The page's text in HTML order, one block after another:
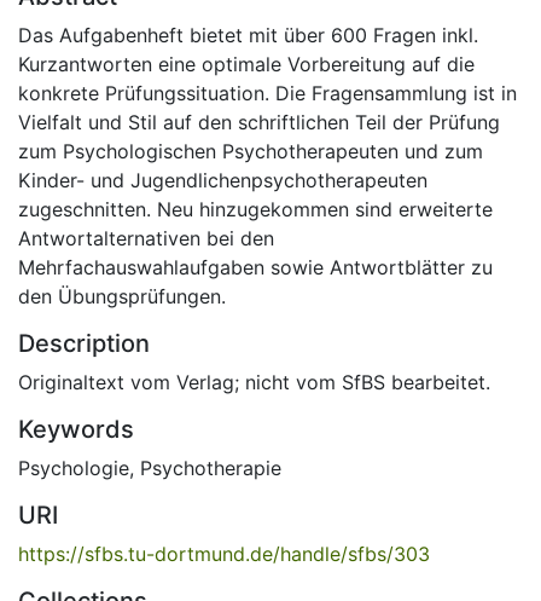
Das Aufgabenheft bietet mit über 600 Fragen inkl.
Kurzantworten eine optimale Vorbereitung auf die
konkrete Prüfungssituation. Die Fragensammlung ist in
Vielfalt und Stil auf den schriftlichen Teil der Prüfung
zum Psychologischen Psychotherapeuten und zum
Kinder- und Jugendlichenpsychotherapeuten
zugeschnitten. Neu hinzugekommen sind erweiterte
Antwortalternativen bei den
Mehrfachauswahlaufgaben sowie Antwortblätter zu
den Übungsprüfungen.
Description
Originaltext vom Verlag; nicht vom SfBS bearbeitet.
Keywords
Psychologie, Psychotherapie
URI
https://sfbs.tu-dortmund.de/handle/sfbs/303